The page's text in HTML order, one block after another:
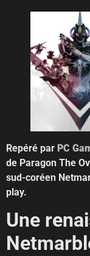
Repéré par PC
de Paragon The
sud-coréen
play.
Une